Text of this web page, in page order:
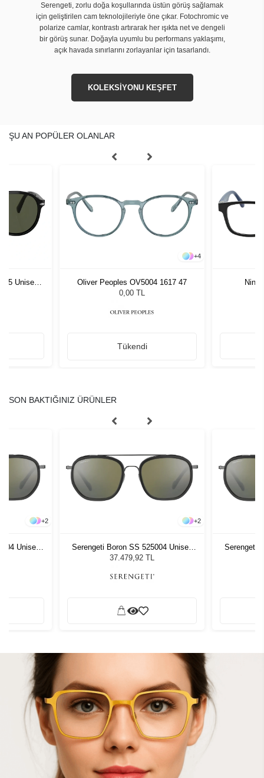
Serengeti, zorlu doğa koşullarında üstün görüş sağlamak
için geliştirilen cam teknolojileriyle öne çıkar. Fotochromic ve
polarize camlar, kontrastı artırarak her ışıkta net ve dengeli
bir görüş sunar. Doğayla uyumlu bu performans yaklaşımı,
açık havada sınırlarını zorlayanlar için tasarlandı.
KOLEKSİYONU KEŞFET
ŞU AN POPÜLER OLANLAR
55 Unisex
+4
Oliver Peoples OV5004 1617 47
0,00 TL
Tükendi
SON BAKTIĞINIZ ÜRÜNLER
+2
Unisex
+2
Serengeti Boron SS 525004 Unisex
Güneş Gözlüğü
37.479,92 TL
Serengeti